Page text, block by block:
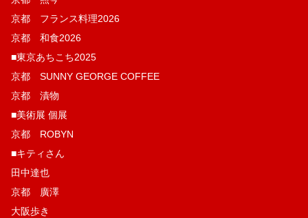
京都 フランス料理2026
京都 和食2026
■東京あちこち2025
京都 SUNNY GEORGE COFFEE
京都 漬物
■美術展 個展
京都 ROBYN
■キティさん
田中達也
京都 廣澤
大阪歩き